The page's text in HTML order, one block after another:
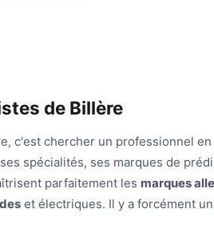
de Billère
c'est chercher un professionnel
spécialités, ses marques de
parfaitement les marques
et électriques. Il y a forcément